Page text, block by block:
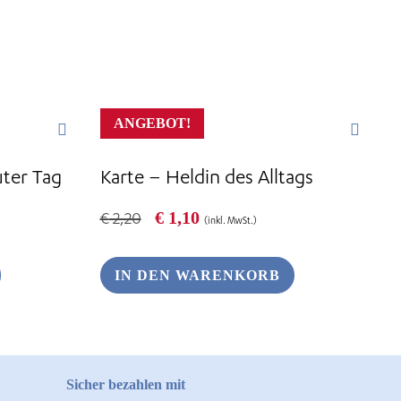
Tag
ANGEBOT!
Karte – Heldin des Alltags
€2,20
Ursprünglicher
war:
€ 2,20
€1,10Aktueller
ist:
€ 1,10.
(inkl. MwSt.)
IN DEN WARENKORB
Sicher bezahlen mit